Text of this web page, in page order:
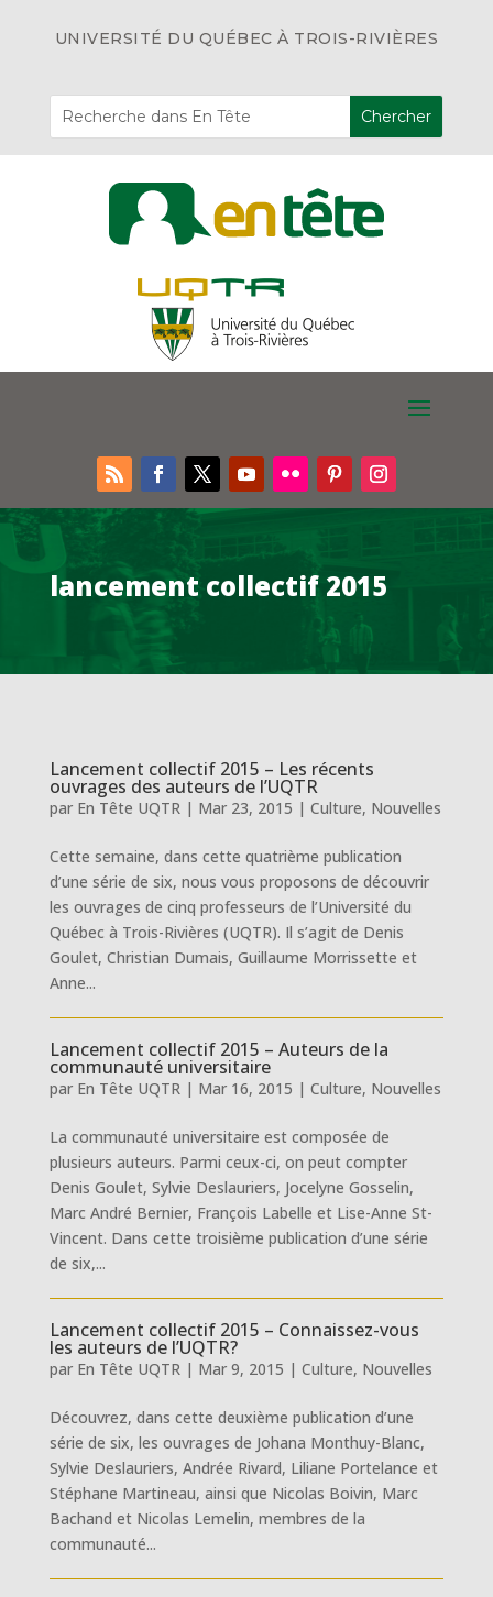
UNIVERSITÉ DU QUÉBEC À TROIS-RIVIÈRES
lancement collectif 2015
Lancement collectif 2015 – Les récents
ouvrages des auteurs de l’UQTR
par En Tête UQTR| Mar 23, 2015 | Culture, Nouvelles
Cette semaine, dans cette quatrième publication
d’une série de six, nous vous proposons de découvrir
les ouvrages de cinq professeurs de l’Université du
Québec à Trois-Rivières (UQTR). Il s’agit de Denis
Goulet, Christian Dumais, Guillaume Morrissette et
Anne...
Lancement collectif 2015 – Auteurs de la
communauté universitaire
par En Tête UQTR| Mar 16, 2015 | Culture, Nouvelles
La communauté universitaire est composée de
plusieurs auteurs. Parmi ceux-ci, on peut compter
Denis Goulet, Sylvie Deslauriers, Jocelyne Gosselin,
Marc André Bernier, François Labelle et Lise-Anne St-
Vincent. Dans cette troisième publication d’une série
de six,...
Lancement collectif 2015 – Connaissez-vous
les auteurs de l’UQTR?
par En Tête UQTR| Mar 9, 2015 | Culture, Nouvelles
Découvrez, dans cette deuxième publication d’une
série de six, les ouvrages de Johana Monthuy-Blanc,
Sylvie Deslauriers, Andrée Rivard, Liliane Portelance et
Stéphane Martineau, ainsi que Nicolas Boivin, Marc
Bachand et Nicolas Lemelin, membres de la
communauté...